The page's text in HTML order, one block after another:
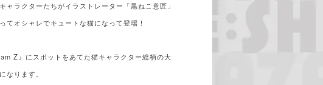
ャラクターたちがイラストレーター「黒ねこ意匠」
てオシャレでキュートな猫になって登場！
Z』にスポットをあてた猫キャラクター総柄の大
なります。